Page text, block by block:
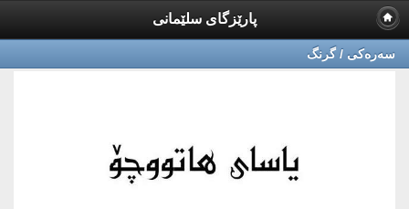
پارێزگای سلێمانی
سه‌ره‌كی / گرنگ